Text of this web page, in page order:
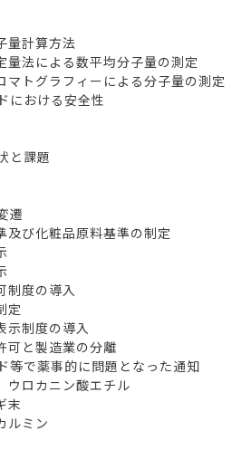
計算方法
による数平均分子量の測定
グラフィーによる分子量の測定
おける安全性
と課題
遷
化粧品原料基準の制定
度の導入
定
制度の導入
と製造業の分離
で薬事的に問題となった通知
ロカニン酸エチル
末
ミン